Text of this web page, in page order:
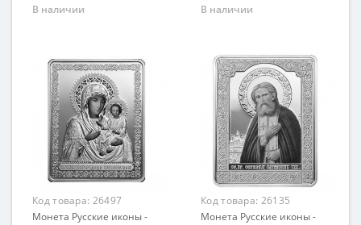
В наличии В наличии
Код товара: 26497
Монета Русские иконы -
Код товара: 26135
Монета Русские иконы -